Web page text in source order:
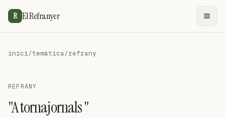
R El Refranyer
inici/temàtica/refrany
REFRANY
"A tornajornals "